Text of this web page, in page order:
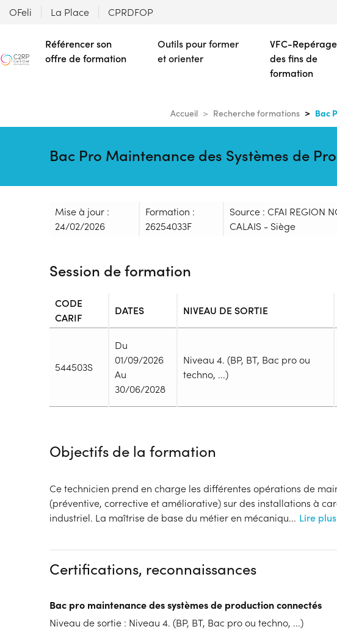
OFeli La Place CPRDFOP
Référencer son
offre de formation
Outils pour former
et orienter
VFC-Repérage
des fins de
formation
Accueil Recherche formations Bac
Bac Pro Maintenance des Systèmes de
Mise à jour :
24/02/2026
Formation :
26254033F
Source : CFAI REGION
CALAIS - Siège
Session de formation
CODE
CARIF
DATES NIVEAU DE SORTIE
544503S
Du
01/09/2026
Au
30/06/2028
Niveau 4. (BP, BT, Bac pro ou
techno, ...)
Durée en centre :1875h
Rythme :
Temps plein
Type de parcours :Parcours collectif
Dispositif
Formation par voie de l'Apprentissage
Modalités d'enseignement :Formation entièrement présentielle
Cycle de l'alternance
Objectifs de la formation
Ce technicien prend en charge les différentes opérations de
(préventive, corrective et améliorative) sur des installations à
industriel. La maîtrise de base du métier en mécaniqu... Lire plus
Certifications, reconnaissances
Bac pro maintenance des systèmes de production connectés
Niveau de sortie : Niveau 4. (BP, BT, Bac pro ou techno, ...)